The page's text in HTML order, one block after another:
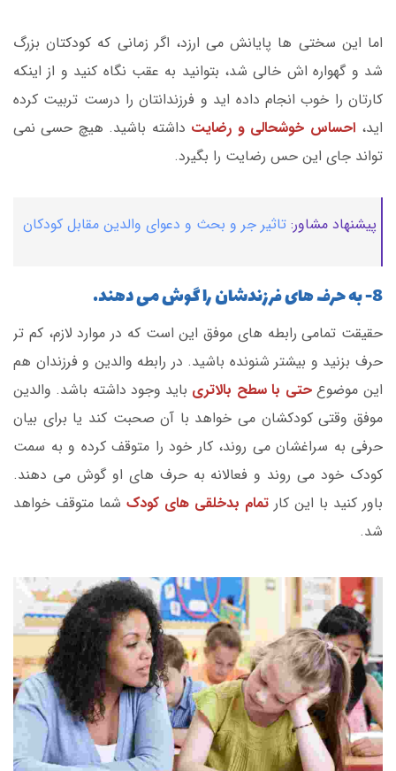
اما این سختی ها پایانش می ارزد، اگر زمانی که کودکتان بزرگ
شد و گهواره اش خالی شد، بتوانید به عقب نگاه کنید و از اینکه
کارتان را خوب انجام داده اید و فرزندانتان را درست تربیت کرده
اید، احساس خوشحالی و رضایت داشته باشید. هیچ حسی نمی
تواند جای این حس رضایت را بگیرد.
پیشنهاد مشاور: تاثیر جر و بحث و دعوای والدین مقابل کودکان
8- به حرف های فرزندشان را گوش می دهند.
حقیقت تمامی رابطه های موفق این است که در موارد لازم، کم تر
حرف بزنید و بیشتر شنونده باشید. در رابطه والدین و فرزندان هم
این موضوع حتی با سطح بالاتری باید وجود داشته باشد. والدین
موفق وقتی کودکشان می خواهد با آن صحبت کند یا برای بیان
حرفی به سراغشان می روند، کار خود را متوقف کرده و به سمت
کودک خود می روند و فعالانه به حرف های او گوش می دهند.
باور کنید با این کار تمام بدخلقی های کودک شما متوقف خواهد
شد.